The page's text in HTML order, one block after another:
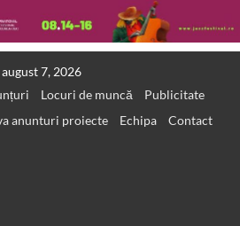
august 7, 2026
Locuri de muncă
Publicitate
anunturi proiecte Echipa Contact